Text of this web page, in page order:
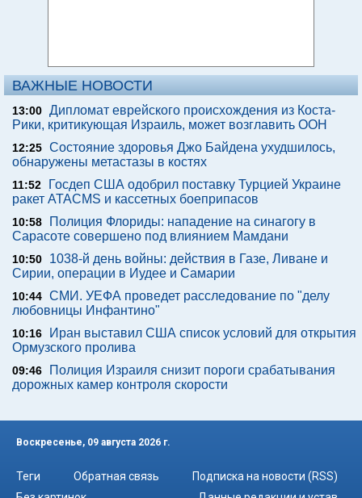
ВАЖНЫЕ НОВОСТИ
13:00 Дипломат еврейского происхождения из Коста-
Рики, критикующая Израиль, может возглавить ООН
12:25 Состояние здоровья Джо Байдена ухудшилось,
обнаружены метастазы в костях
11:52
Госдеп США одобрил поставку Турцией Украине
ракет ATACMS и кассетных боеприпасов
10:58
Полиция Флориды: нападение на синагогу в
Сарасоте совершено под влиянием Мамдани
10:50
1038-й день войны: действия в Газе, Ливане и
Сирии, операции в Иудее и Самарии
10:44 СМИ. УЕФА проведет расследование по "делу
любовницы Инфантино"
10:16
Иран выставил США список условий для открытия
Ормузского пролива
09:46
Полиция Израиля снизит пороги срабатывания
дорожных камер контроля скорости
Воскресенье, 09 августа 2026 г.
Теги Обратная связь
Подписка на новости (RSS)